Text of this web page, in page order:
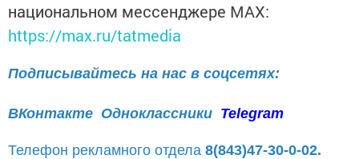
национальном мессенджере MАХ:
https://max.ru/tatmedia
Подписывайтесь на нас в соцсетях:
ВКонтакте Одноклассники Telegram
Телефон рекламного отдела 8(843)47-30-0-02.